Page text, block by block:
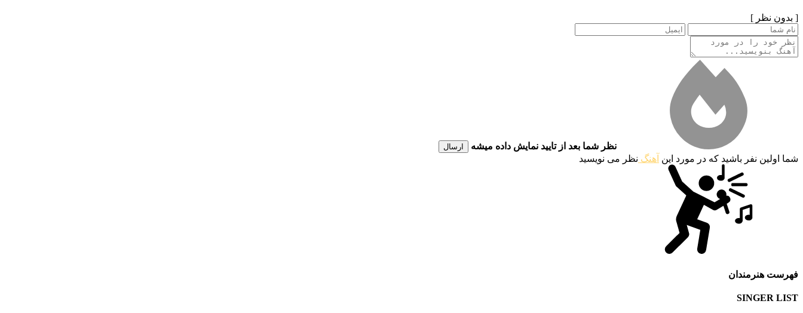
[ بدون نظر ]
نظر شما بعد از تایید نمایش داده میشه ارسال
شما اولین نفر باشید که در مورد این آهنگ نظر می نویسید
فهرست هنرمندان
SINGER LIST